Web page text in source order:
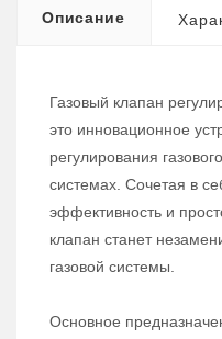
Описание
Газовый клапан
это инновационное
регулирования
системах. Сочетая в
эффективность и
клапан станет
газовой системы.
Основное